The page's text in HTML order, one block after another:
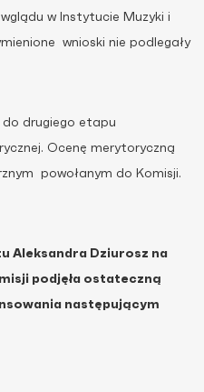
w Instytucie Muzyki i
wnioski nie podlegały
do drugiego etapu
Ocenę merytoryczną
powołanym do Komisji.
Aleksandra Dziurosz na
podjęła ostateczną
następującym